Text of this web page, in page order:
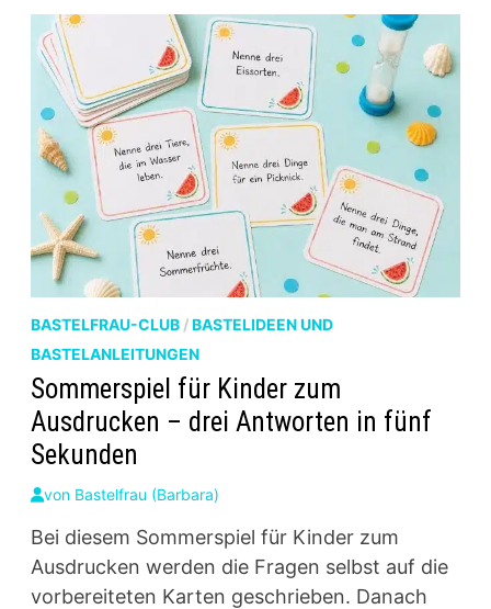
AUSDRUCKEN
BASTELFRAU-CLUB/BASTELIDEEN UND
BASTELANLEITUNGEN
Sommerspiel für Kinder zum
Ausdrucken – drei Antworten in fünf
Sekunden
von Bastelfrau (Barbara)
Bei diesem Sommerspiel für Kinder zum
Ausdrucken werden die Fragen selbst auf die
vorbereiteten Karten geschrieben. Danach